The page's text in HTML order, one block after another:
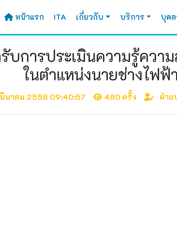
หน้าแรก ITA เกี่ยวกับ บริการ บุค
บการประเมินความรู้ควา
ในตำแหน่งนายช่างไฟฟ้า
นาคม 2558 09:40:57 480 ครั้ง ฝ่าย